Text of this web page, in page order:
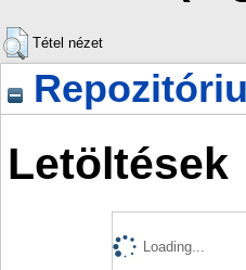
Tétel nézet
Letöltések
Loading...